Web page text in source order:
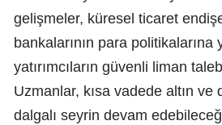
gelişmeler, küresel ticaret
bankalarının para
yatırımcıların güvenli liman
Uzmanlar, kısa vadede altın ve
dalgalı seyrin devam